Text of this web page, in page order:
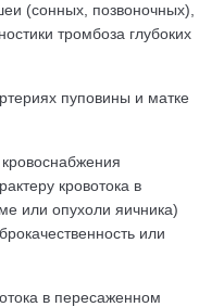
(сонных, позвоночных),
тромбоза глубоких
пуповины и матке
кровотока в
или опухоли яичника)
или
в пересаженном